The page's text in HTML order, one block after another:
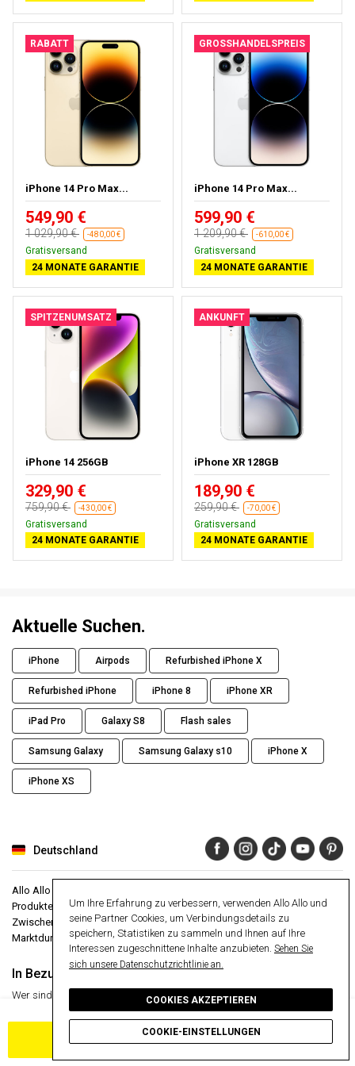
RABATT
iPhone 14 Pro Max...
549,90 €
1 029,90 € -480,00 €
Kostenloses Geschenk
24 MONATE GARANTIE
GROSSHANDELSPREIS
iPhone 14 Pro Max...
599,90 €
1 209,90 € -610,00 €
Kostenloses Geschenk
24 MONATE GARANTIE
SPITZENUMSATZ
iPhone 14 256GB
329,90 €
759,90 € -430,00 €
Kostenloses Geschenk
24 MONATE GARANTIE
ANKUNFT
iPhone XR 128GB
189,90 €
259,90 € -70,00 €
Gratisversand
24 MONATE GARANTIE
Aktuelle Suchen.
iPhone Airpods Refurbished iPhone X
Refurbished iPhone iPhone 8 iPhone XR
iPad Pro Galaxy S8 Flash sales
Samsung Galaxy Samsung Galaxy s10 iPhone X
iPhone XS
Deutschland
Allo Allo ist die erste internationale Website, die generalüberholten
Produkten zu Discountpreisen gewidmet ist. Unser Geheimnis ? Kein
Zwischenhändler und Preise bis zu 30 % günstiger als der
Marktdurchschnitt.
In Bezug auf
Wer sind wir ?
VIP
Presseartikel
Berater
Hilfezentrum
24 Monate Garantie
Sichere Bezahlung
Um Ihre Erfahrung zu verbessern, verwenden Allo Allo und
seine Partner Cookies, um Verbindungsdetails zu
speichern, Statistiken zu sammeln und Ihnen auf Ihre
Interessen zugeschnittene Inhalte anzubieten. Sehen Sie
sich unsere Datenschutzrichtlinie an.
COOKIES AKZEPTIEREN
COOKIE-EINSTELLUNGEN